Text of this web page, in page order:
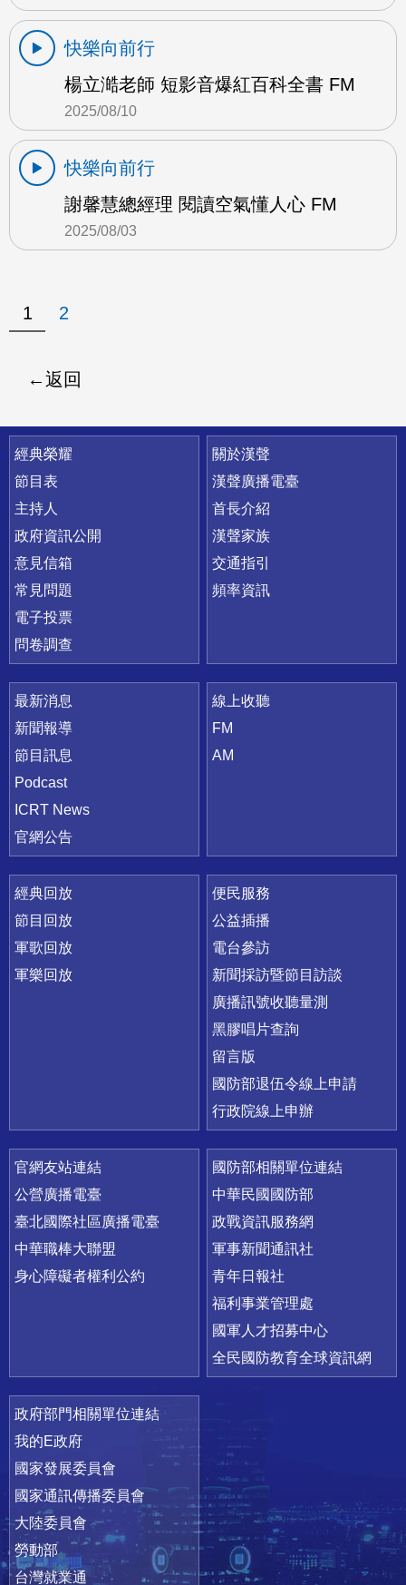
快樂向前行
楊立澔老師 短影音爆紅百科全書 FM
2025/08/10
快樂向前行
謝馨慧總經理 閱讀空氣懂人心 FM
2025/08/03
1 2
返回
快速連結
經典榮耀
節目表
主持人
政府資訊公開
意見信箱
常見問題
電子投票
問卷調查
關於漢聲
漢聲廣播電臺
首長介紹
漢聲家族
交通指引
頻率資訊
最新消息
新聞報導
節目訊息
Podcast
ICRT News
官網公告
線上收聽
FM
AM
經典回放
節目回放
軍歌回放
軍樂回放
便民服務
公益插播
電台參訪
新聞採訪暨節目訪談
廣播訊號收聽量測
黑膠唱片查詢
留言版
國防部退伍令線上申請
行政院線上申辦
官網友站連結
公營廣播電臺
臺北國際社區廣播電臺
中華職棒大聯盟
身心障礙者權利公約
國防部相關單位連結
中華民國國防部
政戰資訊服務網
軍事新聞通訊社
青年日報社
福利事業管理處
國軍人才招募中心
全民國防教育全球資訊網
政府部門相關單位連結
我的E政府
國家發展委員會
國家通訊傳播委員會
大陸委員會
勞動部
台灣就業通